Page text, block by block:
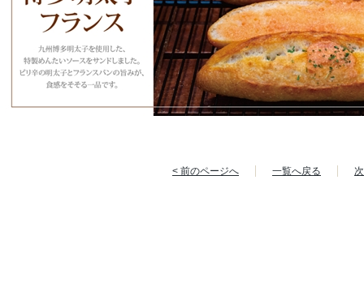
< 前のページへ 一覧へ戻る